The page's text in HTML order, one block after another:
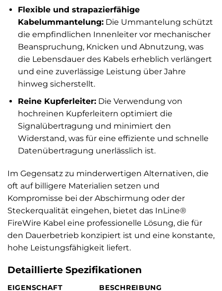
Flexible und strapazierfähige
Kabelummantelung:Die Ummantelung schützt
die empfindlichen Innenleiter vor mechanischer
Beanspruchung, Knicken und Abnutzung, was
die Lebensdauer des Kabels erheblich verlängert
und eine zuverlässige Leistung über Jahre
hinweg sicherstellt.
Reine Kupferleiter:Die Verwendung von
hochreinen Kupferleitern optimiert die
Signalübertragung und minimiert den
Widerstand, was für eine effiziente und schnelle
Datenübertragung unerlässlich ist.
Im Gegensatz zu minderwertigen Alternativen, die
oft auf billigere Materialien setzen und
Kompromisse bei der Abschirmung oder der
Steckerqualität eingehen, bietet das InLine®
FireWire Kabel eine professionelle Lösung, die für
den Dauerbetrieb konzipiert ist und eine konstante,
hohe Leistungsfähigkeit liefert.
Detaillierte Spezifikationen
EIGENSCHAFT BESCHREIBUNG